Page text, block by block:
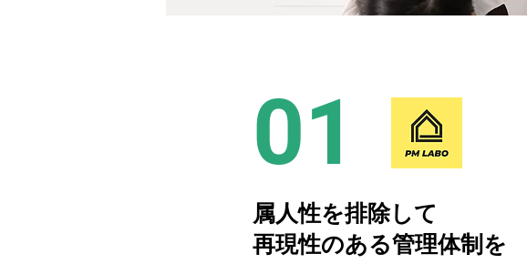
01
属人性を排除して
再現性のある管理体制を